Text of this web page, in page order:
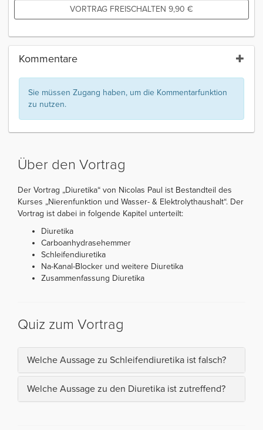
VORTRAG FREISCHALTEN 9,90 €
Kommentare
Sie müssen Zugang haben, um die Kommentarfunktion
zu nutzen.
Über den Vortrag
Der Vortrag „Diuretika“ von Nicolas Paul ist Bestandteil des
Kurses „Nierenfunktion und Wasser- & Elektrolythaushalt“. Der
Vortrag ist dabei in folgende Kapitel unterteilt:
Diuretika
Carboanhydrasehemmer
Schleifendiuretika
Na-Kanal-Blocker und weitere Diuretika
Zusammenfassung Diuretika
Quiz zum Vortrag
Welche Aussage zu Schleifendiuretika ist falsch?
Welche Aussage zu den Diuretika ist zutreffend?